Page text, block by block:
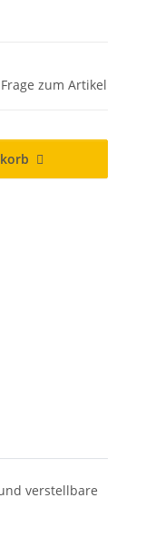
Frage zum Artikel
verstellbare